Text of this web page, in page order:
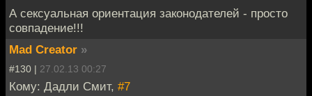
А сексуальная ориентация законодателей - просто
совпадение!!!
Mad Creator »
#130 | 27.02.13 00:27
Кому: Дадли Смит, #7